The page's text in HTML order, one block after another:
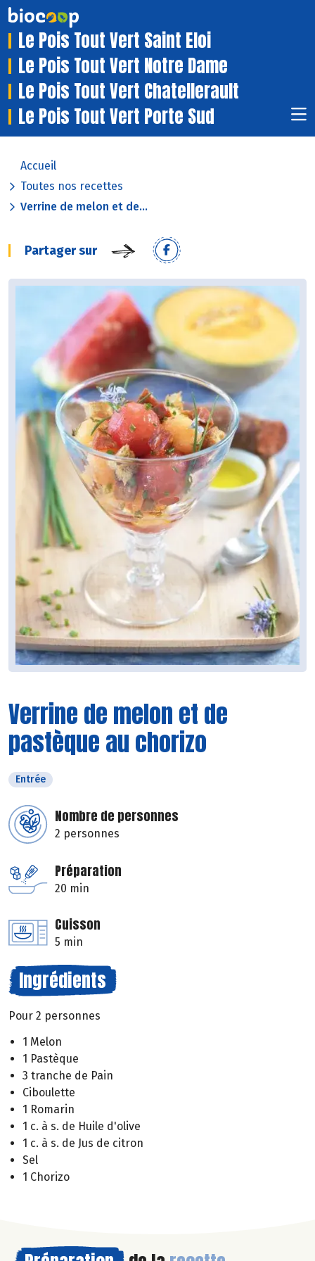
Le Pois Tout Vert Saint Eloi
Le Pois Tout Vert Notre Dame
Le Pois Tout Vert Chatellerault
Le Pois Tout Vert Porte Sud
Accueil
Toutes nos recettes
Verrine de melon et de...
Partager sur
Verrine de melon et de
pastèque au chorizo
Entrée
Nombre de personnes
2 personnes
Préparation
20 min
Cuisson
5 min
Ingrédients
Pour 2 personnes
1 Melon
1 Pastèque
3 tranche de Pain
Ciboulette
1 Romarin
1 c. à s. de Huile d'olive
1 c. à s. de Jus de citron
Sel
1 Chorizo